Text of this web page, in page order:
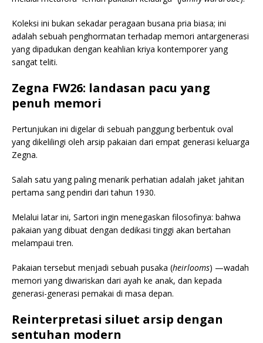
Koleksi ini bukan sekadar peragaan busana pria biasa; ini
adalah sebuah penghormatan terhadap memori antargenerasi
yang dipadukan dengan keahlian kriya kontemporer yang
sangat teliti.
Zegna FW26: landasan pacu yang
penuh memori
Pertunjukan ini digelar di sebuah panggung berbentuk oval
yang dikelilingi oleh arsip pakaian dari empat generasi keluarga
Zegna.
Salah satu yang paling menarik perhatian adalah jaket jahitan
pertama sang pendiri dari tahun 1930.
Melalui latar ini, Sartori ingin menegaskan filosofinya: bahwa
pakaian yang dibuat dengan dedikasi tinggi akan bertahan
melampaui tren.
Pakaian tersebut menjadi sebuah pusaka (heirlooms) —wadah
memori yang diwariskan dari ayah ke anak, dan kepada
generasi-generasi pemakai di masa depan.
Reinterpretasi siluet arsip dengan
sentuhan modern